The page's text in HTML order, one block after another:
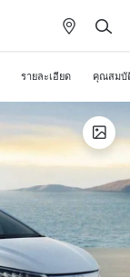
รายละเอียด คุณสมบั